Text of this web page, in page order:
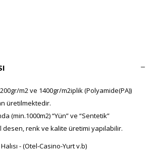
m2 ve 1400gr/m2iplik (Polyamide(PA))
üretilmektedir.
(min.1000m2) “Yün” ve “Sentetik”
renk ve kalite üretimi yapılabilir.
- (Otel-Casino-Yurt v.b)